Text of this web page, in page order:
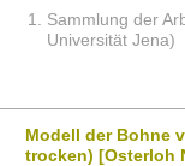
Sammlung der
Universität Jena)
Modell der Bohne
trocken) [Osterloh